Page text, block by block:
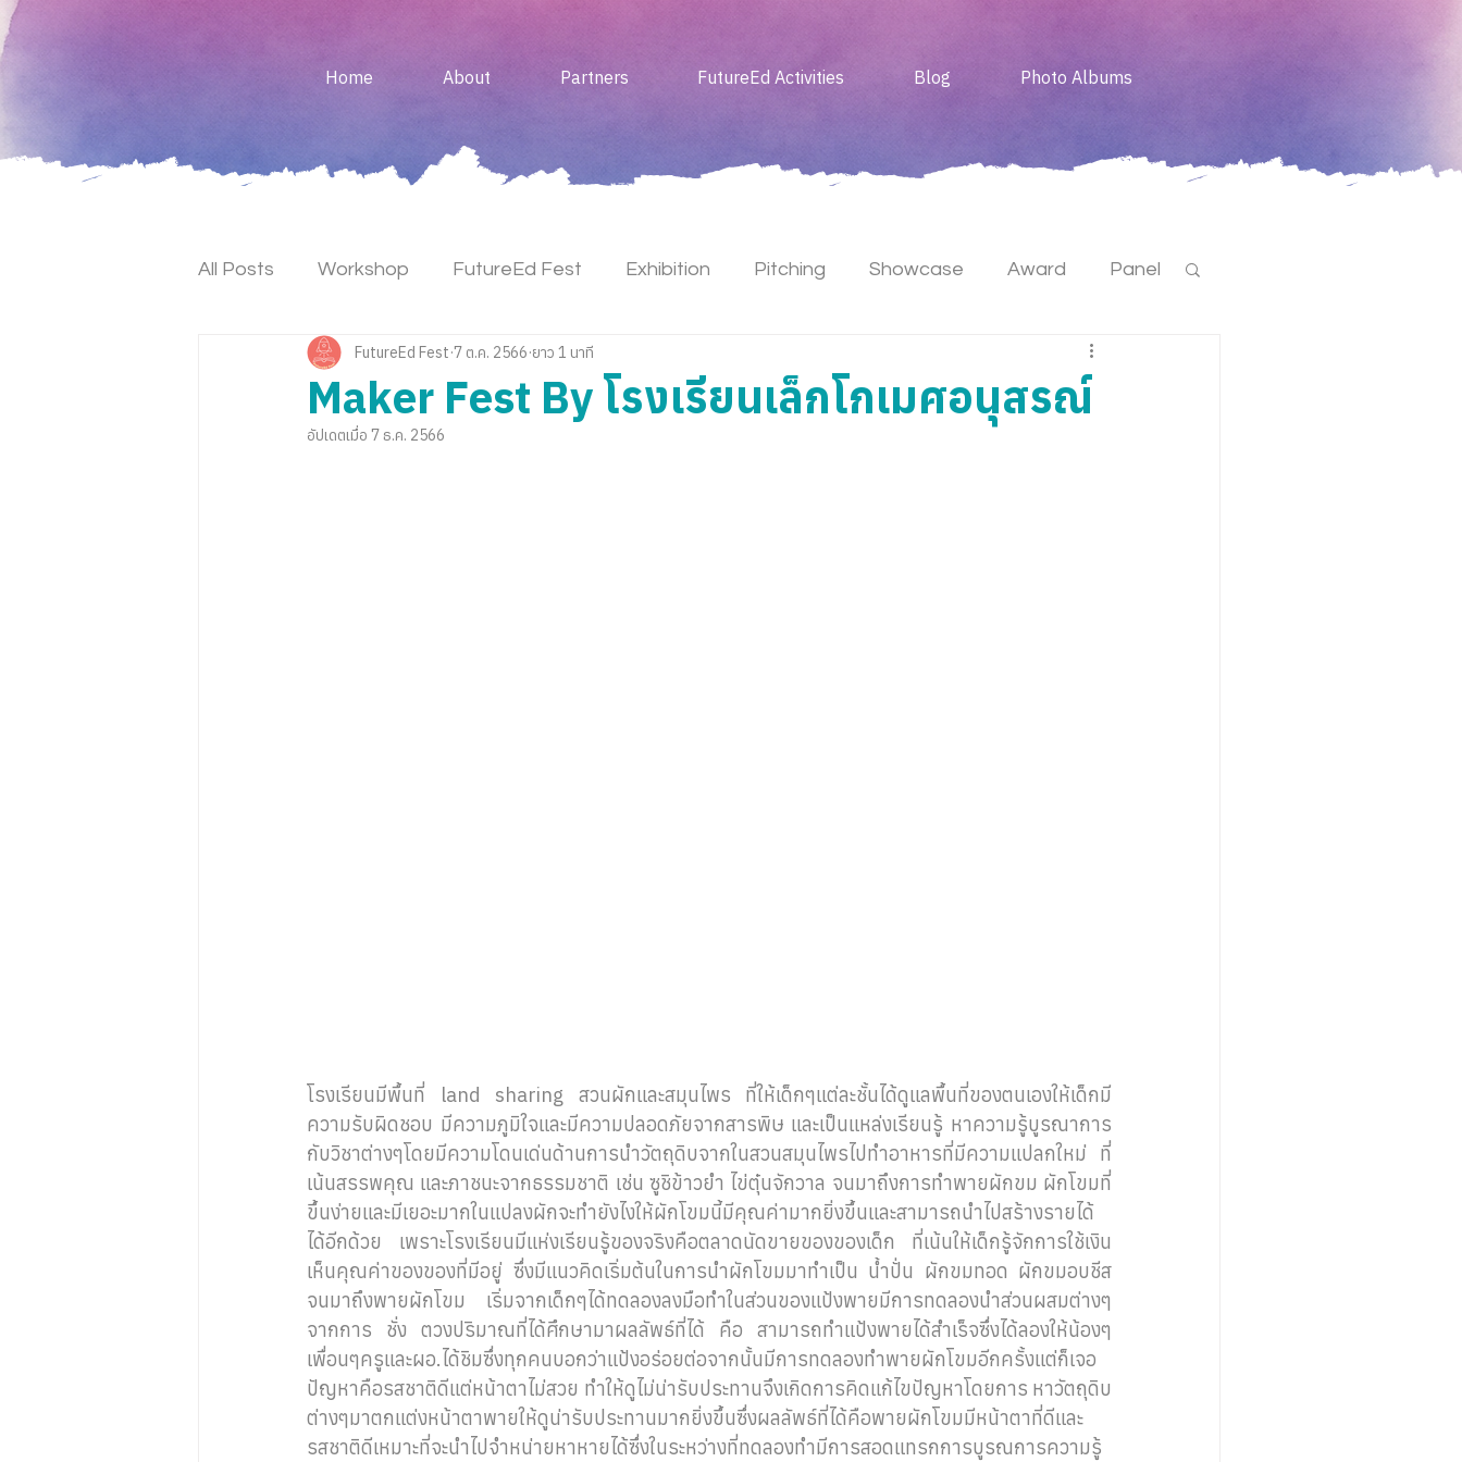
Home About Partners FutureEd Activities Blog Photo Albums
All Posts Workshop FutureEd Fest Exhibition Pitching Showcase Award Panel
Keynote Maker Fest Meet Up
Maker Fest By โรงเรียนเล็กโกเมศอนุสรณ์
FutureEd Fest 7 ต.ค. 2566 ยาว 1 นาที
อัปเดตเมื่อ 7 ธ.ค. 2566
โรงเรียนมีพื้นที่ land sharing สวนผักและสมุนไพร ที่ให้เด็กๆแต่ละชั้นได้ดูแลพื้นที่ของตนเองให้เด็กมี
ความรับผิดชอบ มีความภูมิใจและมีความปลอดภัยจากสารพิษ และเป็นแหล่งเรียนรู้ หาความรู้บูรณาการ
กับวิชาต่างๆโดยมีความโดนเด่นด้านการนำวัตถุดิบจากในสวนสมุนไพรไปทำอาหารที่มีความแปลกใหม่ ที่
เน้นสรรพคุณ และภาชนะจากธรรมชาติ เช่น ซูชิข้าวยำ ไข่ตุ๋นจักวาล จนมาถึงการทำพายผักขม ผักโขมที่
ขึ้นง่ายและมีเยอะมากในแปลงผักจะทำยังไงให้ผักโขมนี้มีคุณค่ามากยิ่งขึ้นและสามารถนำไปสร้างรายได้
ได้อีกด้วย เพราะโรงเรียนมีแห่งเรียนรู้ของจริงคือตลาดนัดขายของของเด็ก ที่เน้นให้เด็กรู้จักการใช้เงิน
เห็นคุณค่าของของที่มีอยู่ ซึ่งมีแนวคิดเริ่มต้นในการนำผักโขมมาทำเป็น น้ำปั่น ผักขมทอด ผักขมอบชีส
จนมาถึงพายผักโขม เริ่มจากเด็กๆได้ทดลองลงมือทำในส่วนของแป้งพายมีการทดลองนำส่วนผสมต่างๆ
จากการ ชั่ง ตวงปริมาณที่ได้ศึกษามาผลลัพธ์ที่ได้ คือ สามารถทำแป้งพายได้สำเร็จซึ่งได้ลองให้น้องๆ
เพื่อนๆครูและผอ.ได้ชิมซึ่งทุกคนบอกว่าแป้งอร่อยต่อจากนั้นมีการทดลองทำพายผักโขมอีกครั้งแต่ก็เจอ
ปัญหาคือรสชาติดีแต่หน้าตาไม่สวย ทำให้ดูไม่น่ารับประทานจึงเกิดการคิดแก้ไขปัญหาโดยการ หาวัตถุดิบ
ต่างๆมาตกแต่งหน้าตาพายให้ดูน่ารับประทานมากยิ่งขึ้นซึ่งผลลัพธ์ที่ได้คือพายผักโขมมีหน้าตาที่ดีและ
รสชาติดีเหมาะที่จะนำไปจำหน่ายหาหายได้ซึ่งในระหว่างที่ทดลองทำมีการสอดแทรกการบูรณการความรู้